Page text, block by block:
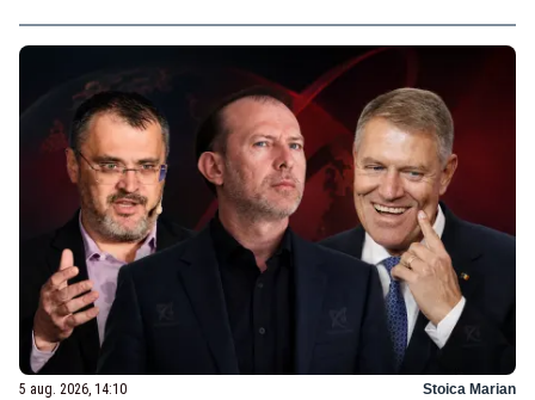
5 aug. 2026, 14:10 Stoica Marian